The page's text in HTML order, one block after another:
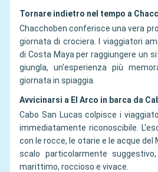
Tornare indietro nel tempo a
Chacchoben conferisce una vera
giornata di crociera. I viaggiatori
di Costa Maya per raggiungere un
giungla, un'esperienza più
giornata in spiaggia.
Avvicinarsi a El Arco in barca da
Cabo San Lucas colpisce i
immediatamente riconoscibile.
con le rocce, le otarie e le acque del
scalo particolarmente
marittimo, roccioso e vivace.